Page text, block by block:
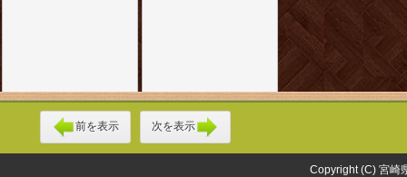
前を表示 次を表示
Copyright (C) 宮崎